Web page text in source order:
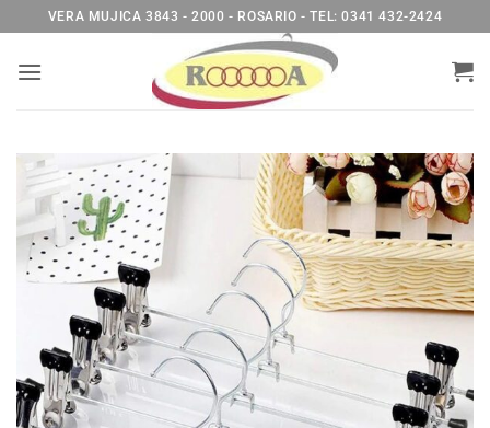
al
contenido
VERA MUJICA 3843 - 2000 - ROSARIO - TEL: 0341 432-2424